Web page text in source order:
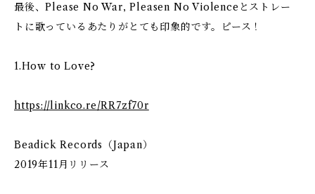
最後、Please No War, Pleasen No Violenceとストレー
トに歌っているあたりがとても印象的です。ピース！
1.How to Love?
https://linkco.re/RR7zf70r
Beadick Records（Japan）
2019年11月リリース